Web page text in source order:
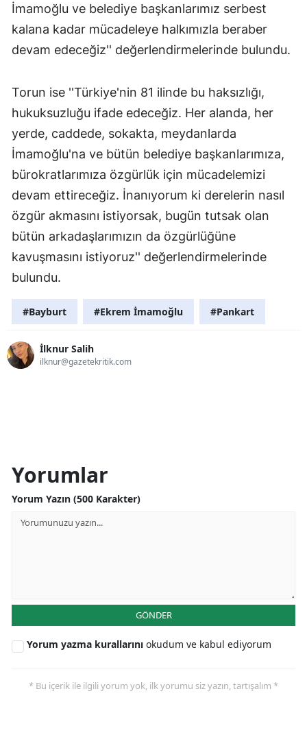
İmamoğlu ve belediye başkanlarımız serbest
kalana kadar mücadeleye halkımızla beraber
devam edeceğiz'' değerlendirmelerinde bulundu.
Torun ise ''Türkiye'nin 81 ilinde bu haksızlığı,
hukuksuzluğu ifade edeceğiz. Her alanda, her
yerde, caddede, sokakta, meydanlarda
İmamoğlu'na ve bütün belediye başkanlarımıza,
bürokratlarımıza özgürlük için mücadelemizi
devam ettireceğiz. İnanıyorum ki derelerin nasıl
özgür akmasını istiyorsak, bugün tutsak olan
bütün arkadaşlarımızın da özgürlüğüne
kavuşmasını istiyoruz'' değerlendirmelerinde
bulundu.
#Bayburt #Ekrem İmamoğlu #Pankart
İlknur Salih
ilknur@gazetekritik.com
Yorumlar
Yorum Yazın (500 Karakter)
GÖNDER
Yorum yazma kurallarını okudum ve kabul ediyorum
* Bu içerik ile ilgili yorum yok, ilk yorumu siz yazın, tartışalım *